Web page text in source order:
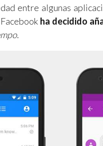
entre algunas
ha decidido
.